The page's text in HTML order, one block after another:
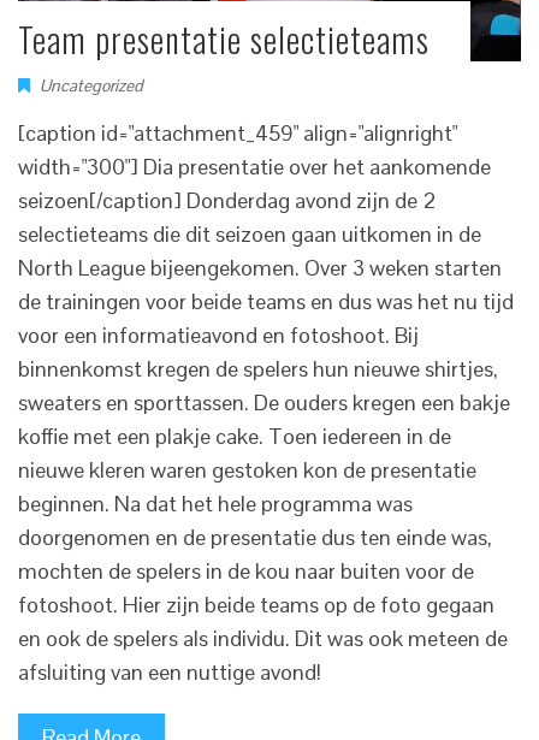
Team presentatie selectieteams
Uncategorized
[caption id="attachment_459" align="alignright"
width="300"] Dia presentatie over het aankomende
seizoen[/caption] Donderdag avond zijn de 2
selectieteams die dit seizoen gaan uitkomen in de
North League bijeengekomen. Over 3 weken starten
de trainingen voor beide teams en dus was het nu tijd
voor een informatieavond en fotoshoot. Bij
binnenkomst kregen de spelers hun nieuwe shirtjes,
sweaters en sporttassen. De ouders kregen een bakje
koffie met een plakje cake. Toen iedereen in de
nieuwe kleren waren gestoken kon de presentatie
beginnen. Na dat het hele programma was
doorgenomen en de presentatie dus ten einde was,
mochten de spelers in de kou naar buiten voor de
fotoshoot. Hier zijn beide teams op de foto gegaan
en ook de spelers als individu. Dit was ook meteen de
afsluiting van een nuttige avond!